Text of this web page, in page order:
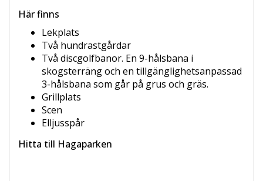
Här finns
Lekplats
Två hundrastgårdar
Två discgolfbanor. En 9-hålsbana i
skogsterräng och en tillgänglighetsanpassad
3-hålsbana som går på grus och gräs.
Grillplats
Scen
Elljusspår
Hitta till Hagaparken